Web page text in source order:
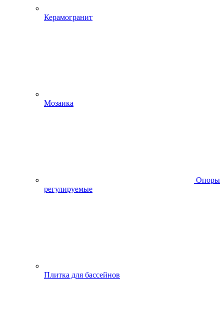
Керамогранит
Мозаика
Опоры
регулируемые
Плитка для бассейнов